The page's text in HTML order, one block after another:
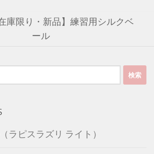
在庫限り・新品】練習用シルクベ
ール
ラピスラズリ ライト）